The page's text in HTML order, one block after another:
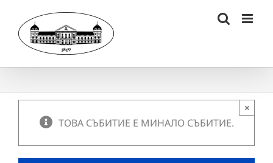
content
ТОВА СЪБИТИЕ Е МИНАЛО СЪБИТИЕ.
×